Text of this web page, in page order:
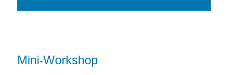
Mini-Workshop